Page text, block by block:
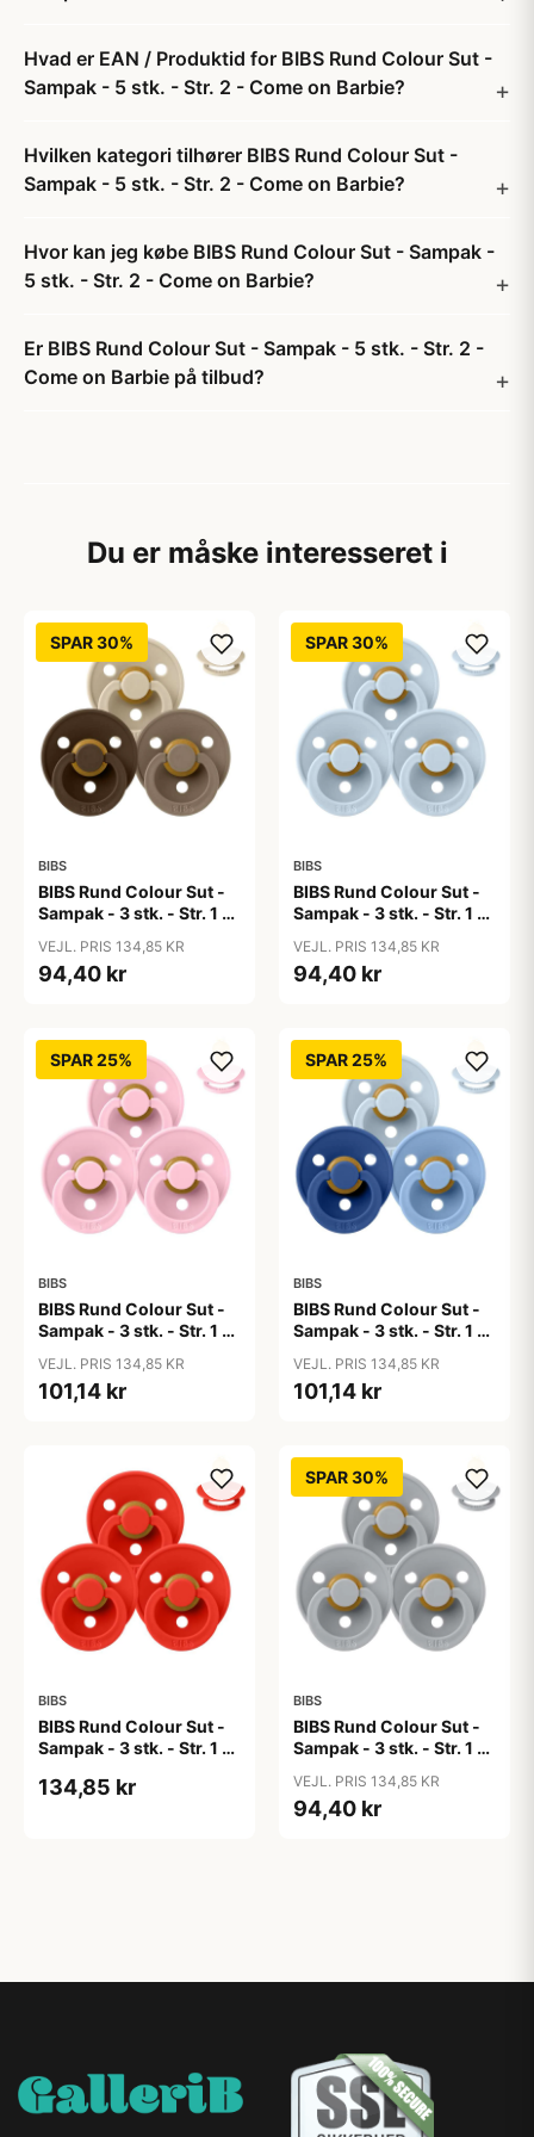
Hvad er EAN / Produktid for BIBS Rund Colour Sut -
Sampak - 5 stk. - Str. 2 - Come on Barbie?
Hvilken kategori tilhører BIBS Rund Colour Sut -
Sampak - 5 stk. - Str. 2 - Come on Barbie?
Hvor kan jeg købe BIBS Rund Colour Sut - Sampak -
5 stk. - Str. 2 - Come on Barbie?
Er BIBS Rund Colour Sut - Sampak - 5 stk. - Str. 2 -
Come on Barbie på tilbud?
Du er måske interesseret i
SPAR 30%
BIBS
BIBS Rund Colour Sut -
Sampak - 3 stk. - Str. 1 -
VEJL. PRIS 134,85 KR
94,40 kr
SPAR 30%
BIBS
BIBS Rund Colour Sut -
Sampak - 3 stk. - Str. 1 -
VEJL. PRIS 134,85 KR
94,40 kr
SPAR 25%
BIBS
BIBS Rund Colour Sut -
Sampak - 3 stk. - Str. 1 -
VEJL. PRIS 134,85 KR
101,14 kr
SPAR 25%
BIBS
BIBS Rund Colour Sut -
Sampak - 3 stk. - Str. 1 -
VEJL. PRIS 134,85 KR
101,14 kr
BIBS
BIBS Rund Colour Sut -
Sampak - 3 stk. - Str. 1 -
134,85 kr
SPAR 30%
BIBS
BIBS Rund Colour Sut -
Sampak - 3 stk. - Str. 1 -
VEJL. PRIS 134,85 KR
94,40 kr